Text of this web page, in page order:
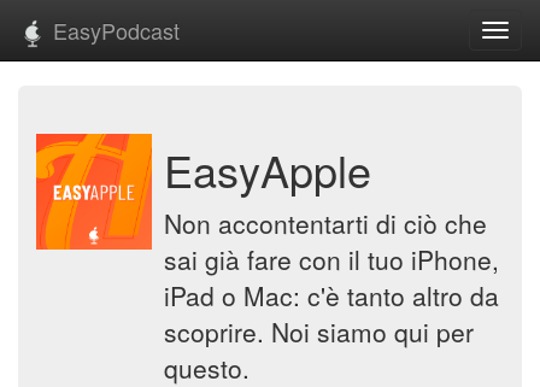
EasyPodcast
EasyApple
Non accontentarti di ciò che
sai già fare con il tuo iPhone,
iPad o Mac: c'è tanto altro da
scoprire. Noi siamo qui per
questo.